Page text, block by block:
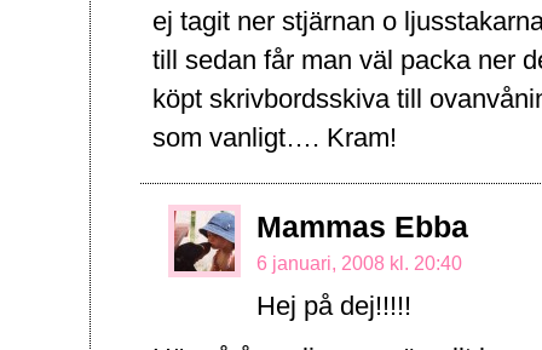
ej tagit ner stjärnan o
till sedan får man väl packa ner
köpt skrivbordsskiva till
som vanligt…. Kram!
Mammas Ebba
6 januari, 2008 kl. 20:40
Hej på dej!!!!!